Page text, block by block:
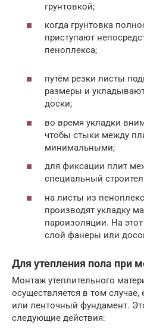
грунтовкой;
когда грунтовка
приступают
пеноплекса;
путём резки листы
размеры и
доски;
во время укладки
чтобы стыки между
минимальными;
для фиксации плит
специальный
на листы из
производят укладку
пароизоляции. На
слой фанеры или
Для утепления пола при
Монтаж утеплительного
осуществляется в том
или ленточный фундамент.
следующие действия: